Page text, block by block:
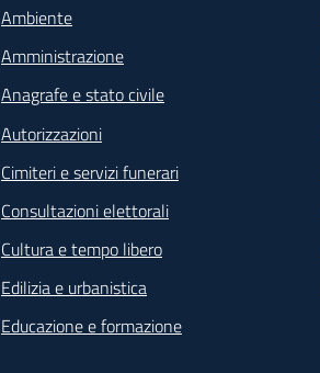
Ambiente
Amministrazione
Anagrafe e stato civile
Autorizzazioni
Cimiteri e servizi funerari
Consultazioni elettorali
Cultura e tempo libero
Edilizia e urbanistica
Educazione e formazione